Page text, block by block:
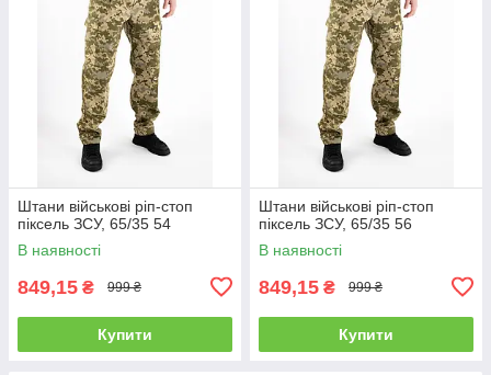
Штани військові ріп-стоп
піксель ЗСУ, 65/35 54
В наявності
849,15 ₴ 999 ₴
Купити
Штани військові ріп-стоп
піксель ЗСУ, 65/35 56
В наявності
849,15 ₴ 999 ₴
Купити